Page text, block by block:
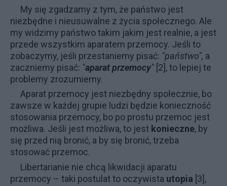
My się zgadzamy z tym, że państwo jest
niezbędne i nieusuwalne z życia społecznego. Ale
my widzimy państwo takim jakim jest realnie, a jest
przede wszystkim aparatem przemocy. Jeśli to
zobaczymy, jeśli przestaniemy pisać: "państwo", a
zaczniemy pisać: "aparat przemocy" [2], to lepiej te
problemy zrozumiemy.
Aparat przemocy jest niezbędny społecznie, bo
zawsze w każdej grupie ludzi będzie konieczność
stosowania przemocy, bo po prostu przemoc jest
możliwa. Jeśli jest możliwa, to jest konieczne, by
się przed nią bronić, a by się bronić, trzeba
stosować przemoc.
Libertarianie nie chcą likwidacji aparatu
przemocy – taki postulat to oczywista utopia [3],